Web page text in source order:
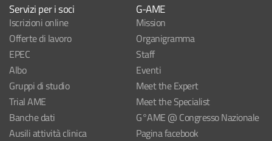
Servizi per i soci
Iscrizioni online
Offerte di lavoro
EPEC
Albo
Gruppi di studio
Trial AME
Banche dati
Ausili attività clinica
G-AME
Mission
Organigramma
Staff
Eventi
Meet the Expert
Meet the Specialist
G°AME @ Congresso Nazionale
Pagina facebook